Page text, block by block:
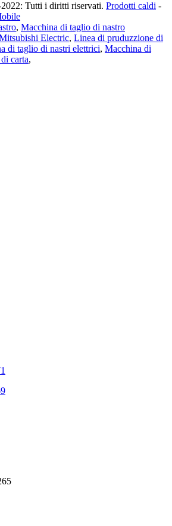
Tutti i diritti riservati. Prodotti caldi -
, Macchina di taglio di nastro
Electric, Linea di pruduzzione di
di taglio di nastri elettrici, Macchina di
carta,